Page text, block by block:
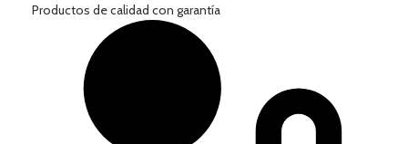
Productos de calidad con garantía